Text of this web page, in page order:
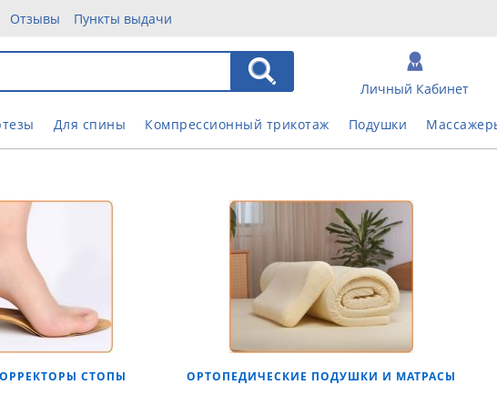
Отзывы Пункты выдачи
Личный Кабинет
Для спины Компрессионный трикотаж Подушки
СТОПЫ ОРТОПЕДИЧЕСКИЕ ПОДУШКИ И МАТРАСЫ